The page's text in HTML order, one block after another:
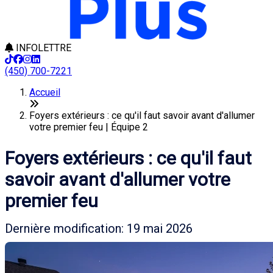
INFOLETTRE
(450) 700-7221
Accueil
Foyers extérieurs : ce qu'il faut savoir avant d'allumer
votre premier feu | Équipe 2
Foyers extérieurs : ce qu'il faut
savoir avant d'allumer votre
premier feu
Dernière modification: 19 mai 2026